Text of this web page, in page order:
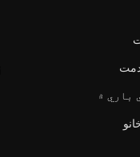
باري ۾